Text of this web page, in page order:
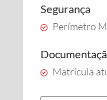
Segurança
Perímetro
Matrícula